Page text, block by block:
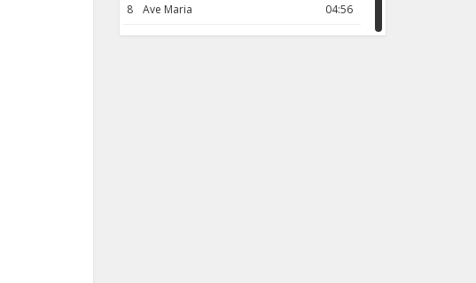
8
04:56
Ave Maria
9
18:00
Rosário da Criança